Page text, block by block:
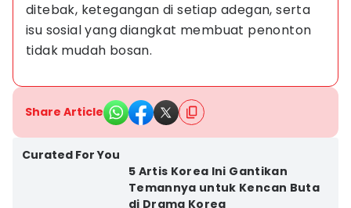
ditebak, ketegangan di setiap adegan, serta
isu sosial yang diangkat membuat penonton
tidak mudah bosan.
Share Article
Curated For You
5 Artis Korea Ini Gantikan
Temannya untuk Kencan Buta
di Drama Korea